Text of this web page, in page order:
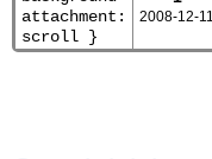
attachment:
scroll }
2008-12-11